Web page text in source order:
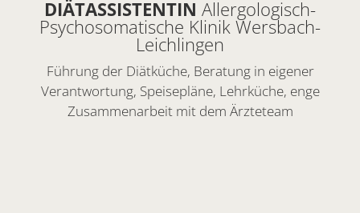
DIÄTASSISTENTIN Allergologisch-
Psychosomatische Klinik Wersbach-
Leichlingen
Führung der Diätküche, Beratung in eigener
Verantwortung, Speisepläne, Lehrküche, enge
Zusammenarbeit mit dem Ärzteteam